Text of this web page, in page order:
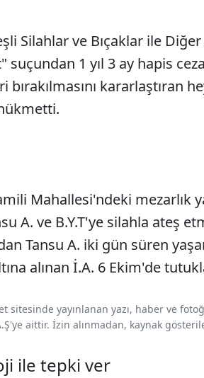
Silahlar ve Bıçaklar ile
suçundan 1 yıl 3 ay hapis
bırakılmasını kararlaştıran
Mahallesi'ndeki mezarlık
A. ve B.Y.T'ye silahla ateş
Tansu A. iki gün süren
alınan İ.A. 6 Ekim'de
sitesinde yayınlanan yazı, haber ve
aittir. İzin alınmadan, kaynak
ile tepki ver